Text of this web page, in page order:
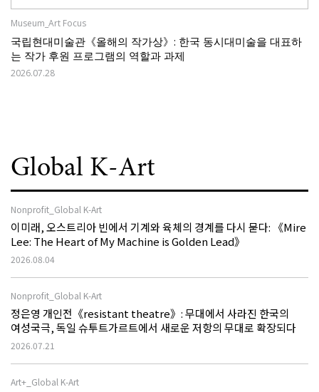
Museum_Art Focus
국립현대미술관《올해의 작가상》: 한국 동시대미술을 대표하
는 작가 후원 프로그램의 역할과 과제
2026.07.28
Global K-Art
Nonprofit_Global K-Art
이미래, 오스트리아 빈에서 기계와 육체의 경계를 다시 묻다: 《Mire
Lee: The Heart of My Machine is Golden Lead》
2026.08.04
Nonprofit_Global K-Art
정은영 개인전《resistant theatre》: 무대에서 사라진 한국의
여성국극, 독일 슈투트가르트에서 새로운 저항의 무대로 확장되다
2026.07.21
Art+_Global K-Art